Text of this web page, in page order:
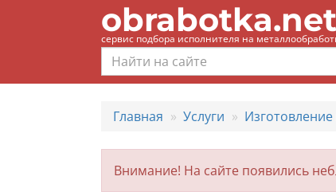
obrabotka.net
сервис подбора исполнителя на
Главная Услуги
Внимание! На сайте появились